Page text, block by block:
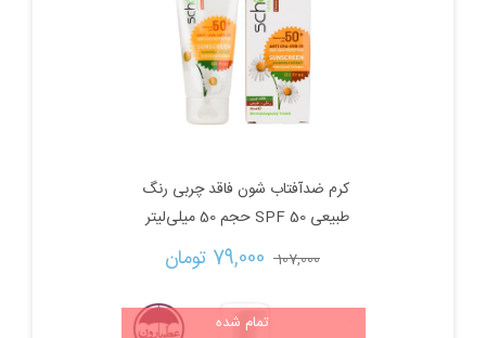
کرم ضدآفتاب شون فاقد چربی رنگ
طبیعی SPF 50 حجم 50 میلی‌لیتر
107,000 قیمت
اصلی:
79,000 تومان
فعلی:
تمام شده